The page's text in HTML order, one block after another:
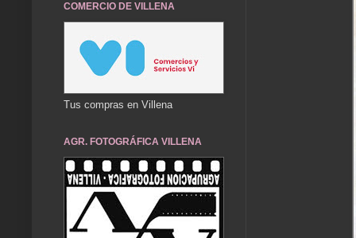
COMERCIO DE VILLENA
Tus compras en Villena
AGR. FOTOGRÁFICA VILLENA